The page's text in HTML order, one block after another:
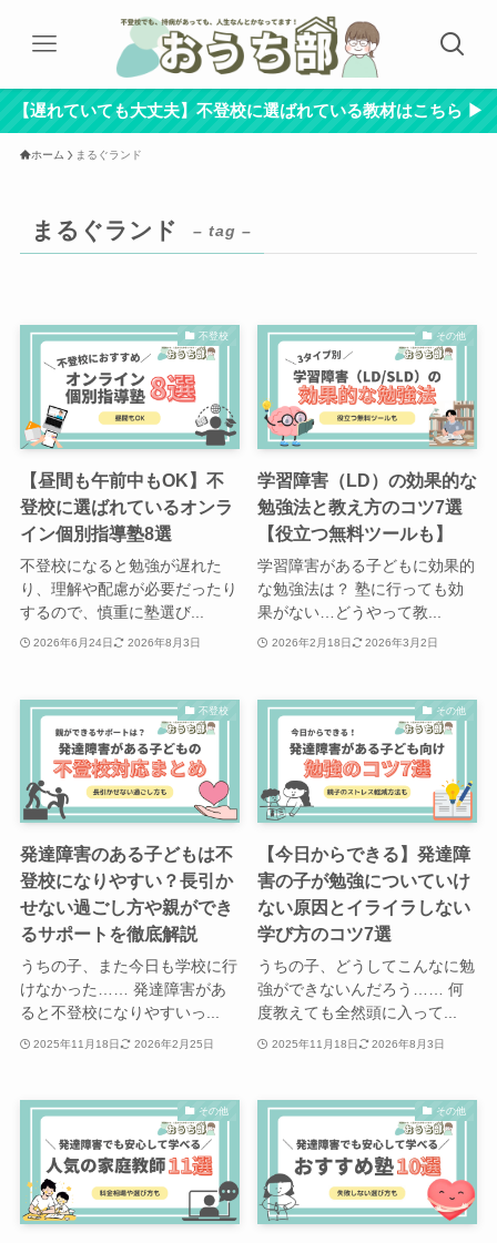
【遅れていても大丈夫】不登校に選ばれている教材はこちら ▶︎
ホーム まるぐランド
まるぐランド – tag –
不登校
【昼間も午前中もOK】不
登校に選ばれているオンラ
イン個別指導塾8選
不登校になると勉強が遅れた
り、理解や配慮が必要だったり
するので、慎重に塾選び...
2026年6月24日 2026年8月3日
その他
学習障害（LD）の効果的な
勉強法と教え方のコツ7選
【役立つ無料ツールも】
学習障害がある子どもに効果的
な勉強法は？ 塾に行っても効
果がない…どうやって教...
2026年2月18日 2026年3月2日
不登校
発達障害のある子どもは不
登校になりやすい？長引か
せない過ごし方や親ができ
るサポートを徹底解説
うちの子、また今日も学校に行
けなかった…… 発達障害があ
ると不登校になりやすいっ...
2025年11月18日 2026年2月25日
その他
【今日からできる】発達障
害の子が勉強についていけ
ない原因とイライラしない
学び方のコツ7選
うちの子、どうしてこんなに勉
強ができないんだろう…… 何
度教えても全然頭に入って...
2025年11月18日 2026年8月3日
その他 その他